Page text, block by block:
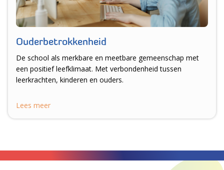
Ouderbetrokkenheid
De school als merkbare en meetbare gemeenschap met
een positief leefklimaat. Met verbondenheid tussen
leerkrachten, kinderen en ouders.
Lees meer